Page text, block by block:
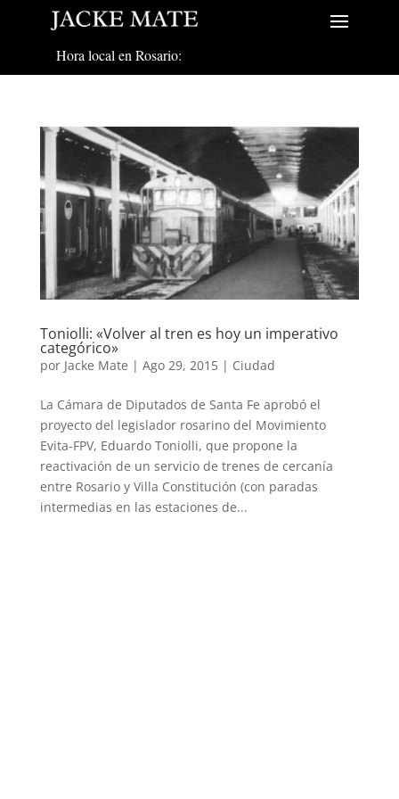
Hora local en Rosario:
Toniolli: «Volver al tren es hoy un imperativo
categórico»
por Jacke Mate | Ago 29, 2015| Ciudad
La Cámara de Diputados de Santa Fe aprobó el
proyecto del legislador rosarino del Movimiento
Evita-FPV, Eduardo Toniolli, que propone la
reactivación de un servicio de trenes de cercanía
entre Rosario y Villa Constitución (con paradas
intermedias en las estaciones de...